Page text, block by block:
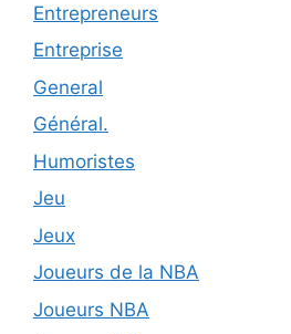
Entrepreneurs
Entreprise
General
Général.
Humoristes
Jeu
Jeux
Joueurs de la NBA
Joueurs NBA